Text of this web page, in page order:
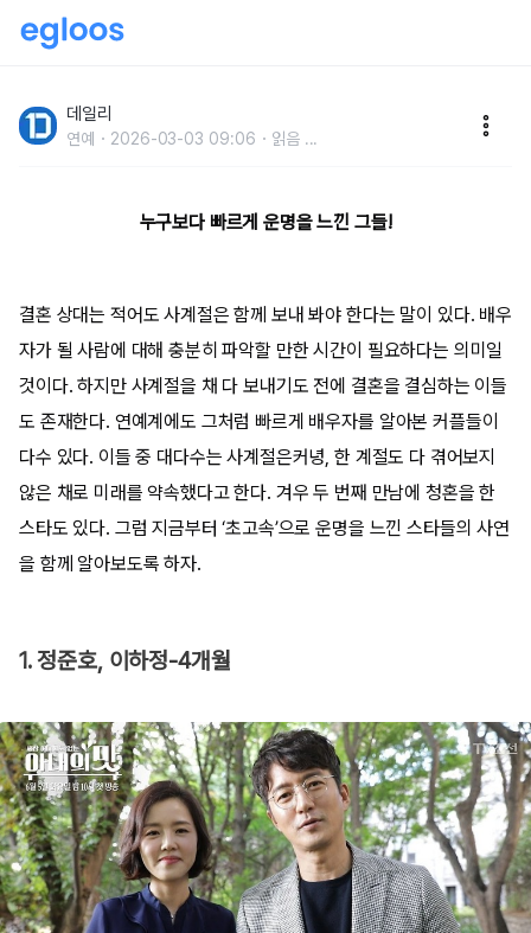
데일리
연예 2026-03-03 09:06 읽음 ...
누구보다 빠르게 운명을 느낀 그들!
결혼 상대는 적어도 사계절은 함께 보내 봐야 한다는 말이 있다. 배우
자가 될 사람에 대해 충분히 파악할 만한 시간이 필요하다는 의미일
것이다. 하지만 사계절을 채 다 보내기도 전에 결혼을 결심하는 이들
도 존재한다. 연예계에도 그처럼 빠르게 배우자를 알아본 커플들이
다수 있다. 이들 중 대다수는 사계절은커녕, 한 계절도 다 겪어보지
않은 채로 미래를 약속했다고 한다. 겨우 두 번째 만남에 청혼을 한
스타도 있다. 그럼 지금부터 ‘초고속’으로 운명을 느낀 스타들의 사연
을 함께 알아보도록 하자.
1. 정준호, 이하정-4개월